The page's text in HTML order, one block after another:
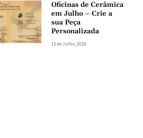
Oficinas de Cerâmica
em Julho – Crie a
sua Peça
Personalizada
15 de Julho, 2026